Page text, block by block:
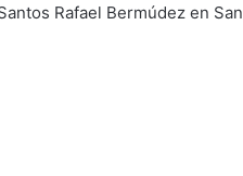
Rafael Bermúdez en San